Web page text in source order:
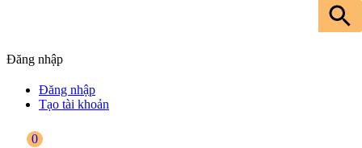
Đăng nhập
Đăng nhập
Tạo tài khoản
0